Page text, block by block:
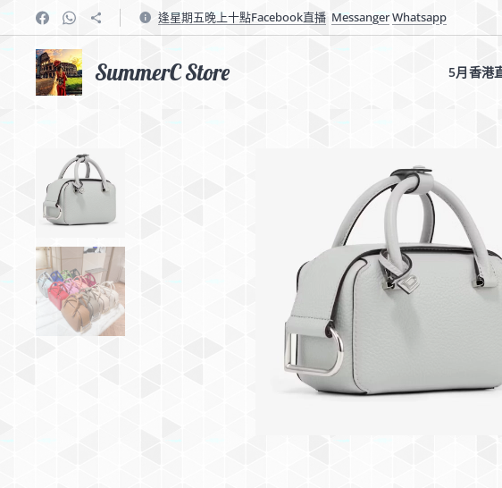
逢星期五晚上十點Facebook直播 MessangerWhatsapp
SummerC Store 5月香港